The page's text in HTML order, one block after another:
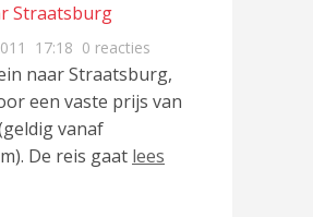
Straatsburg
17:18 0 reacties
naar Straatsburg,
een vaste prijs van
vanaf
De reis gaat lees